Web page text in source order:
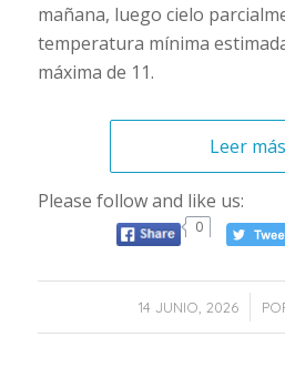
mañana, luego cielo
temperatura mínima
máxima de 11.
Leer más
Please follow and like us:
0
14 JUNIO, 2026
/